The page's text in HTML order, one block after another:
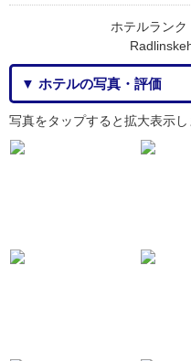
ホテルランク
▼ ホテルの写真・評価
写真をタップすると拡大表示し